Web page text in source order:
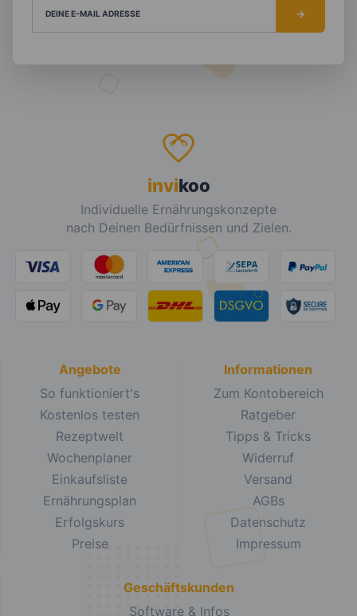
DEINE E-MAIL ADRESSE
invikoo
Individuelle Ernährungskonzepte
nach Deinen Bedürfnissen und Zielen.
Angebote
So funktioniert's
Kostenlos testen
Rezeptwelt
Wochenplaner
Einkaufsliste
Ernährungsplan
Erfolgskurs
Preise
Informationen
Zum Kontobereich
Ratgeber
Tipps & Tricks
Widerruf
Versand
AGBs
Datenschutz
Impressum
Geschäftskunden
Software & Infos